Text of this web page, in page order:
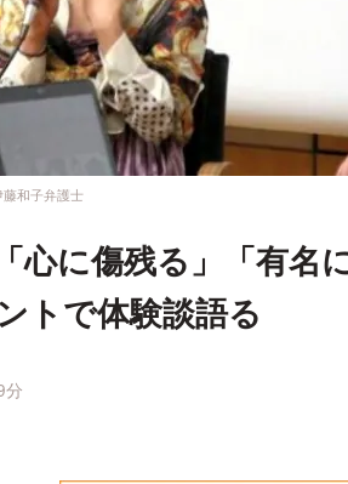
藤和子弁護士
心に傷残る」「有名
トで体験談語る
分